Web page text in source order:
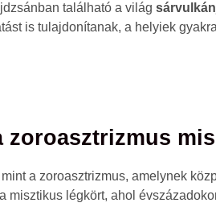
található a világ
is tulajdonítanak, a helyiek
zoroasztrizmus
a zoroasztrizmus, amelynek
misztikus légkört, ahol